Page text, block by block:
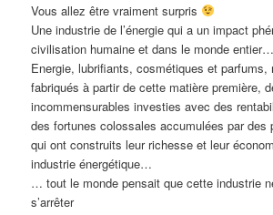
Vous allez être vraiment surpris
Une industrie de l’énergie qui a un impact
civilisation humaine et dans le monde entier…
Energie, lubrifiants, cosmétiques et parfums,
fabriqués à partir de cette matière première,
incommensurables investies avec des
des fortunes colossales accumulées par des
qui ont construits leur richesse et leur
industrie énergétique…
… tout le monde pensait que cette industrie
s’arrêter